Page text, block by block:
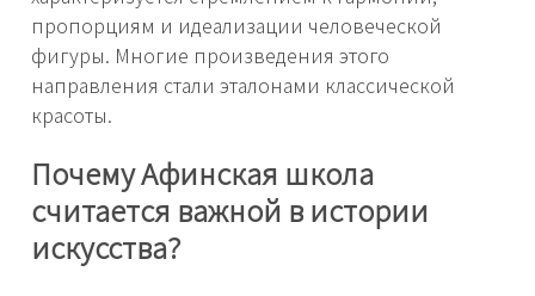
пропорциям и идеализации человеческой
фигуры. Многие произведения этого
направления стали эталонами классической
красоты.
Почему Афинская школа
считается важной в истории
искусства?